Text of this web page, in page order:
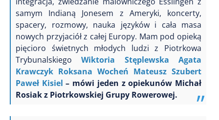
samym Indianą Jonesem z Ameryki, koncerty,
spacery, rozmowy, nauka języków i cała masa
nowych przyjaciół z całej Europy. Mam pod opieką
pięcioro świetnych młodych ludzi z Piotrkowa
TrybunalskiegoWiktoria Stęplewska
Agata
Krawczyk Roksana Wocheń Mateusz Szubert
Paweł Kisiel – mówi jeden z opiekunów Michał
Rosiak z Piotrkowskiej Grupy Rowerowej.